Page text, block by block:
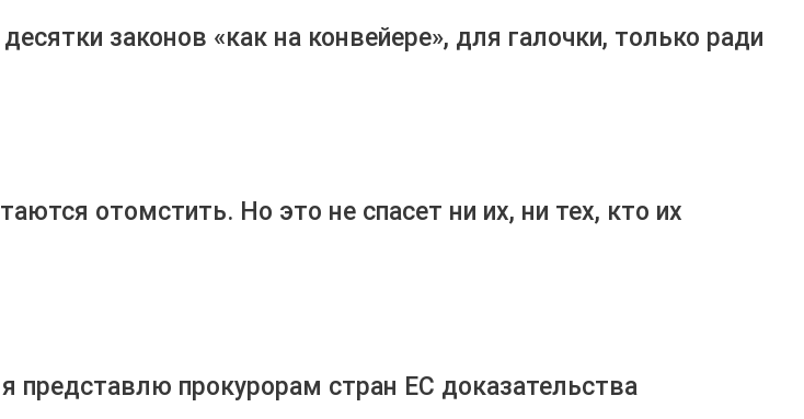
законов «как на конвейере», для галочки, только ради
отомстить. Но это не спасет ни их, ни тех, кто их
представлю прокурорам стран ЕС доказательства